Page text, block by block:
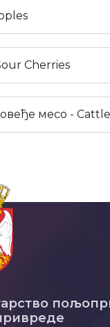
Cherries
месо -